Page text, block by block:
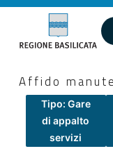
Affido
Tipo: Gare
di appalto
servizi